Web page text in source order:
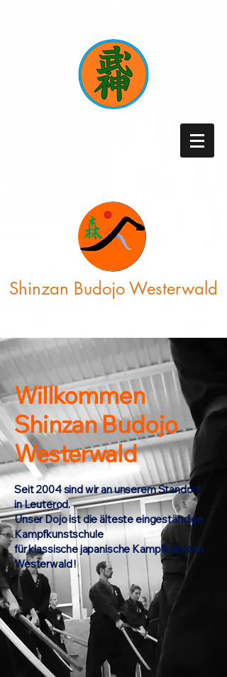
Shinzan BudojoWesterwald
Kampfkunst
„Etwas Altes erlernen, um Neues zu
Willkommen
Shinzan Budojo
Westerwald
Seit 2004 sind wir an unserem Standort
in Leuterod.
Unser Dojo ist die älteste eingeständige
Kampfkunstschule
für klassische japanische Kampfkunst im
Westerwald !